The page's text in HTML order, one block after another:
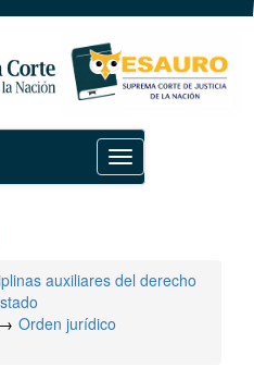
Toggle
navigation
auxiliares del derecho
Orden jurídico